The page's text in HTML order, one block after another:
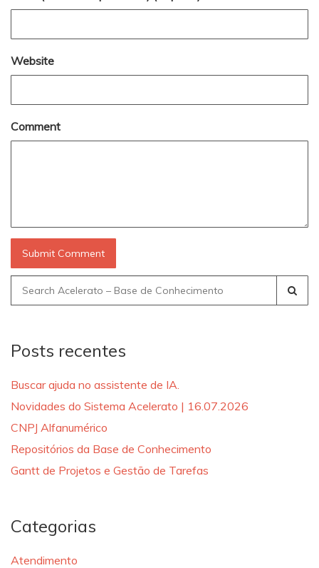
Website
Comment
Search
for:
Posts recentes
Buscar ajuda no assistente de IA.
Novidades do Sistema Acelerato | 16.07.2026
CNPJ Alfanumérico
Repositórios da Base de Conhecimento
Gantt de Projetos e Gestão de Tarefas
Categorias
Atendimento